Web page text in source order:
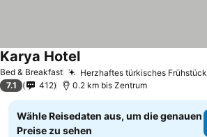
Bed & Breakfast Herzhaftes türkisches Frühstück
Karya HotelPreise sehen
7.1 412 0.2 km bis Zentrum
Wähle Reisedaten aus, um die genauen
Preise zu sehen